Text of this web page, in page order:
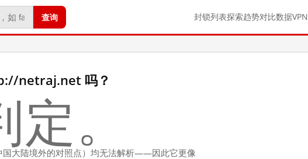
查询 封锁列表探索趋势对比数据VPN
netraj.net 吗？
。
国大陆境外的对照点）均无法解析——因此它更像